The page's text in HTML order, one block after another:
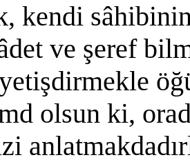
kendi
ve şeref
olsun ki,